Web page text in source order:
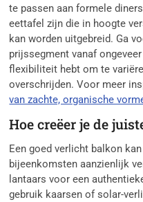
te passen aan formele
eettafel zijn die in hoogte
kan worden uitgebreid. Ga
prijssegment vanaf
flexibiliteit hebt om te
overschrijden. Voor meer
van zachte, organische
Hoe creëer je de
Een goed verlicht balkon
bijeenkomsten aanzienlijk
lantaars voor een
gebruik kaarsen of solar-